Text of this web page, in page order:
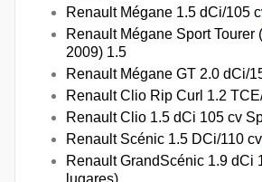
Renault Mégane 1.5 dCi/105
Renault Mégane Sport Tourer
2009) 1.5
Renault Mégane GT 2.0 dCi/
Renault Clio Rip Curl 1.2
Renault Clio 1.5 dCi 105 cv
Renault Scénic 1.5 DCi/110 cv
Renault GrandScénic 1.9 dCi